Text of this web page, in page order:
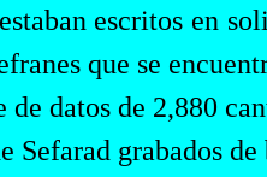
escritos en
que se
de datos de 2,880
Sefarad grabados